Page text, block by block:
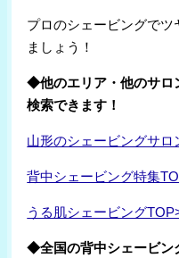
プロのシェービングで
ましょう！
◆他のエリア・他のサロ
検索できます！
山形のシェービングサロ
背中シェービング特集
うる肌シェービング
◆全国の背中シェービン